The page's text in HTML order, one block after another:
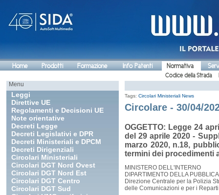
Home Prodotti Formazione Info Patenti Normativa
Codice della Strada
Menu
Leggi
Direttive UE
Regolamenti e Decisioni UE
Note orientative
Decreti Legge
Decreti Legislativi e DPR
Decreti Ministeriali e DPCM
Decreti Dirigenziali
Circolari Ministeriali
Circolari DGT Nord Ovest
Circolari DGT Nord Est
Circolari DGT Centro
Circolari DGT Sud
Tags: Circolari Ministeriali News
Circolare - 30/04/
OGGETTO: Legge 24
del 29 aprile 2020 -
marzo 2020, n.18,
termini dei procedimenti
MINISTERO DELL'INTERNO
DIPARTIMENTO DELLA
Direzione Centrale per la Polizia
delle Comunicazioni e per i